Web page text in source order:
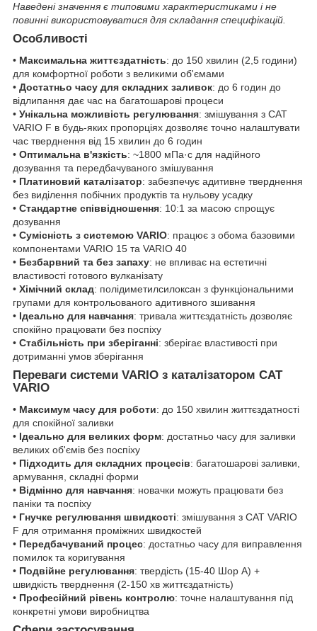
Наведені значення є типовими характеристиками і не
повинні використовуватися для складання специфікацій.
Особливості
• Максимальна життєздатність: до 150 хвилин (2,5 години)
для комфортної роботи з великими об'ємами
• Достатньо часу для складних заливок: до 6 годин до
відлипання дає час на багатошарові процеси
• Унікальна можливість регулювання: змішування з CAT
VARIO F в будь-яких пропорціях дозволяє точно налаштувати
час тверднення від 15 хвилин до 6 годин
• Оптимальна в'язкість: ~1800 мПа·с для надійного
дозування та передбачуваного змішування
• Платиновий каталізатор: забезпечує адитивне тверднення
без виділення побічних продуктів та нульову усадку
• Стандартне співвідношення: 10:1 за масою спрощує
дозування
• Сумісність з системою VARIO: працює з обома базовими
компонентами VARIO 15 та VARIO 40
• Безбарвний та без запаху: не впливає на естетичні
властивості готового вулканізату
• Хімічний склад: полідиметилсилоксан з функціональними
групами для контрольованого адитивного зшивання
• Ідеально для навчання: тривала життєздатність дозволяє
спокійно працювати без поспіху
• Стабільність при зберіганні: зберігає властивості при
дотриманні умов зберігання
Переваги системи VARIO з каталізатором CAT
VARIO
• Максимум часу для роботи: до 150 хвилин життєздатності
для спокійної заливки
• Ідеально для великих форм: достатньо часу для заливки
великих об'ємів без поспіху
• Підходить для складних процесів: багатошарові заливки,
армування, складні форми
• Відмінно для навчання: новачки можуть працювати без
паніки та поспіху
• Гнучке регулювання швидкості: змішування з CAT VARIO
F для отримання проміжних швидкостей
• Передбачуваний процес: достатньо часу для виправлення
помилок та коригування
• Подвійне регулювання: твердість (15-40 Шор А) +
швидкість тверднення (2-150 хв життєздатність)
• Професійний рівень контролю: точне налаштування під
конкретні умови виробництва